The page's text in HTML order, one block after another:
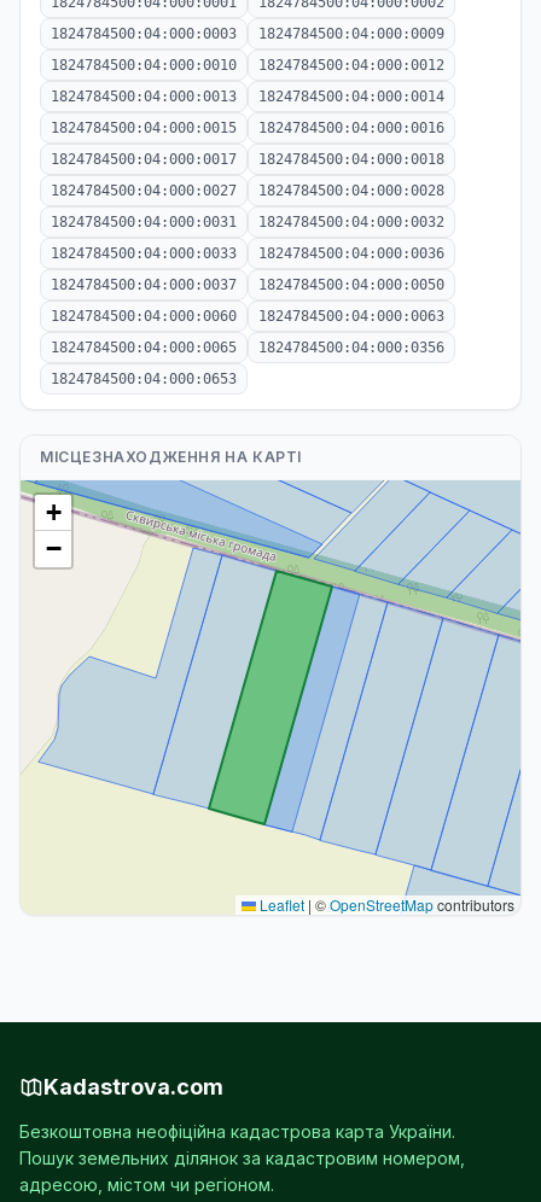
1824784500:04:000:0003
1824784500:04:000:0009
1824784500:04:000:0010
1824784500:04:000:0012
1824784500:04:000:0013
1824784500:04:000:0014
1824784500:04:000:0015
1824784500:04:000:0016
1824784500:04:000:0017
1824784500:04:000:0018
1824784500:04:000:0027
1824784500:04:000:0028
1824784500:04:000:0031
1824784500:04:000:0032
1824784500:04:000:0033
1824784500:04:000:0036
1824784500:04:000:0037
1824784500:04:000:0050
1824784500:04:000:0060
1824784500:04:000:0063
1824784500:04:000:0065
1824784500:04:000:0356
1824784500:04:000:0653
МІСЦЕЗНАХОДЖЕННЯ НА КАРТІ
+
−
Leaflet | ©OpenStreetMapcontributors
Kadastrova.com
Безкоштовна неофіційна кадастрова карта України.
Пошук земельних ділянок за кадастровим номером,
адресою, містом чи регіоном.